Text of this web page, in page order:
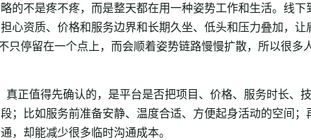
的不是疼不疼，而是整天都在用一种姿势工作和生活。线
心资质、价格和服务边界和长期久坐、低头和压力叠加，
只停留在一个点上，而会顺着姿势链路慢慢扩散，所以很多
真正值得先确认的，是平台是否把项目、价格、服务时长、
；比如服务前准备安静、温度合适、方便起身活动的空间
，却能减少很多临时沟通成本。